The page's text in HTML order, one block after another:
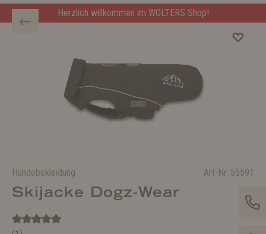
Herzlich willkommen im WOLTERS Shop!
Hundebekleidung Art-Nr. 55591
Skijacke Dogz-Wear